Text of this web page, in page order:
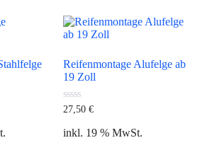
Reifenmontage Alufelge ab
19 Zoll
0
5
27,50€
inkl. 19 % MwSt.